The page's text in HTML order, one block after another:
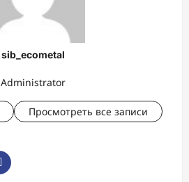
sib_ecometal
Administrator
Просмотреть все записи